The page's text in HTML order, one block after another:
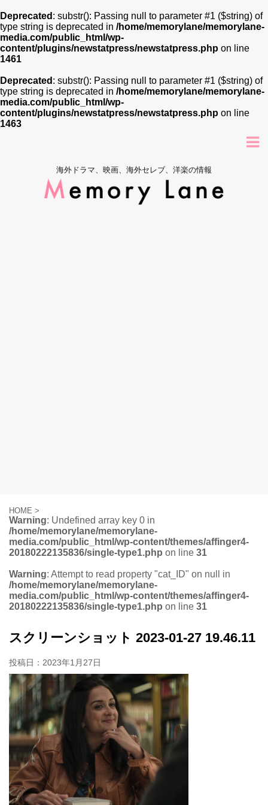
Deprecated : substr(): Passing null to parameter #1 ($string) of
type string is deprecated in /home/memorylane/memorylane-
media.com/public_html/wp-
content/plugins/newstatpress/newstatpress.php on line
1461
Deprecated : substr(): Passing null to parameter #1 ($string) of
type string is deprecated in /home/memorylane/memorylane-
media.com/public_html/wp-
content/plugins/newstatpress/newstatpress.php on line
1463
海外ドラマ、映画、海外セレブ、洋楽の情報
HOME >
Warning: Undefined array key 0 in
/home/memorylane/memorylane-
media.com/public_html/wp-content/themes/affinger4-
20180222135836/single-type1.php on line 31
Warning: Attempt to read property "cat_ID" on null in
/home/memorylane/memorylane-
media.com/public_html/wp-content/themes/affinger4-
20180222135836/single-type1.php on line 31
スクリーンショット 2023-01-27 19.46.11
投稿日： 2023年1月27日